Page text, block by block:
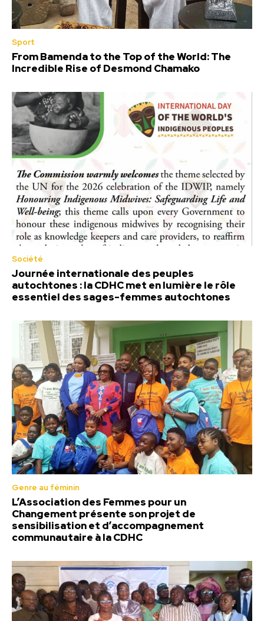
Sport
From Bamenda to the Top of the World: The
Incredible Rise of Desmond Chamako
Société
Journée internationale des peuples
autochtones : la CDHC met en lumière le rôle
essentiel des sages-femmes autochtones
Genre au féminin
L’Association des Femmes pour un
Changement présente son projet de
sensibilisation et d’accompagnement
communautaire à la CDHC